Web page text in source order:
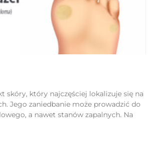
skóry, który najczęściej lokalizuje się na
Jego zaniedbanie może prowadzić do
a nawet stanów zapalnych. Na